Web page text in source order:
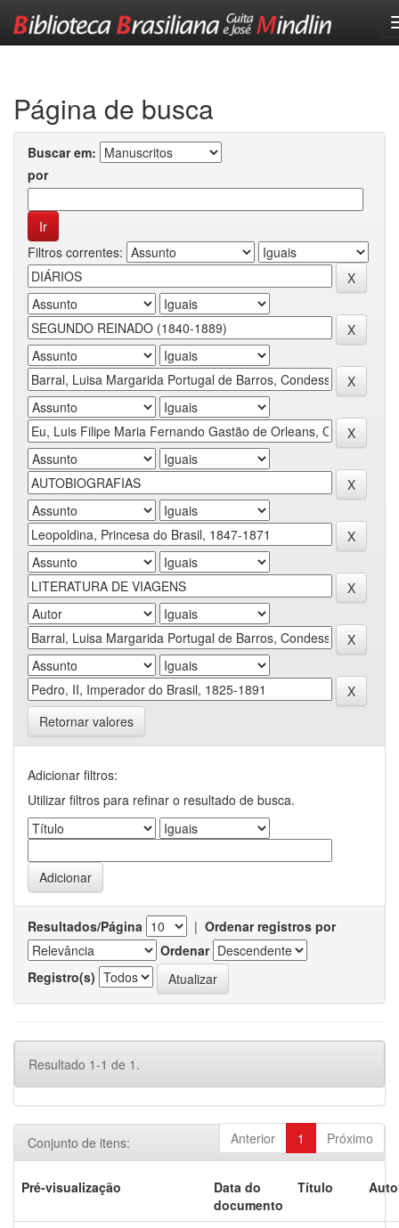
Página de busca
Buscar em:
por
Filtros correntes:
Retornar valores
Adicionar filtros:
Utilizar filtros para refinar o resultado de busca.
Resultados/Página | Ordenar registros por
Ordenar
Registro(s)
Resultado 1-1 de 1.
Anterior 1 Próximo
Conjunto de itens:
Pré-visualização
Data do
documento
Título